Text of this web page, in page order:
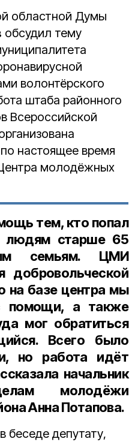
областной Думы
обсудил тему
волонтёрского
штаба районного
Всероссийской
по настоящее время
молодёжных
тем, кто попал
людям старше 65
семьям. ЦМИ
добровольческой
на базе центра мы
помощи, а также
мог обратиться
Всего было
, но работа идёт
начальник
молодёжи
Анна Потапова.
беседе депутату,